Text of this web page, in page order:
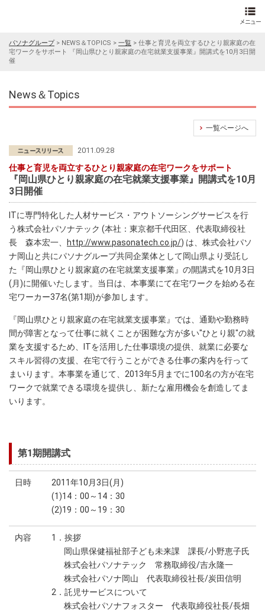
パソナグループ> NEWS＆TOPICS > 一覧 > 仕事と育児を両立するひとり親家庭の在
宅ワークをサポート 『岡山県ひとり親家庭の在宅就業支援事業』開講式を10月3日開
催
News＆Topics
一覧ページへ
2011.09.28
仕事と育児を両立するひとり親家庭の在宅ワークをサポート
『岡山県ひとり親家庭の在宅就業支援事業』開講式を10月
3日開催
ITに専門特化した人材サービス・アウトソーシングサービスを行
う株式会社パソナテック (本社：東京都千代田区、代表取締役社
長 森本宏一、
http://www.pasonatech.co.jp/) は、株式会社パソ
ナ岡山と共にパソナグループ共同企業体として岡山県より受託し
た『岡山県ひとり親家庭の在宅就業支援事業』の開講式を10月3日
(月)に開催いたします。当日は、本事業にて在宅ワークを始める在
宅ワーカー37名(第1期)が参加します。
『岡山県ひとり親家庭の在宅就業支援事業』では、通勤や勤務時
間が障害となって仕事に就くことが困難な方が多い"ひとり親"の就
業を支援するため、ITを活用した仕事環境の提供、就業に必要な
スキル習得の支援、在宅で行うことができる仕事の案内を行って
まいります。本事業を通じて、2013年5月までに100名の方が在宅
ワークで就業できる環境を提供し、新たな雇用機会を創造してま
いります。
第1期開講式
日時
2011年10月3日(月)
(1)14：00～14：30
(2)19：00～19：30
内容
1．挨拶
岡山県保健福祉部子ども未来課 課長/小野恵子氏
株式会社パソナテック 常務取締役/吉永隆一
株式会社パソナ岡山 代表取締役社長/炭田信明
2．託児サービスについて
株式会社パソナフォスター 代表取締役社長/長畑